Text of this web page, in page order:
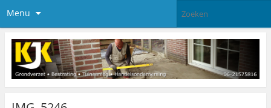
Menu